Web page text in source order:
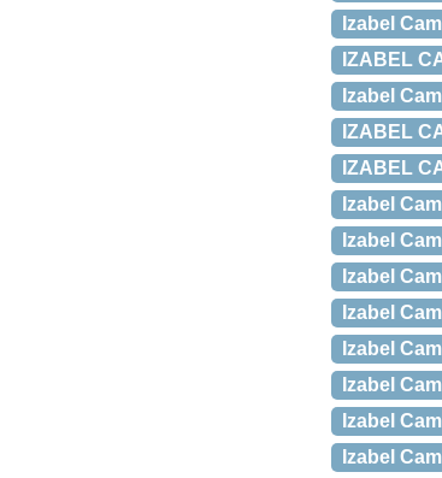
Izabel
IZABEL
Izabel
IZABEL
IZABEL
Izabel
Izabel
Izabel
Izabel
Izabel
Izabel
Izabel
Izabel